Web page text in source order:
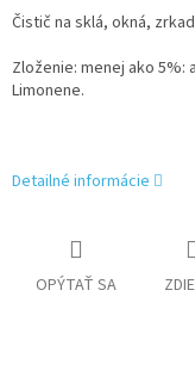
Čistič na sklá, okná,
Zloženie: menej ako
Limonene.
Detailné informácie
OPÝTAŤ SA